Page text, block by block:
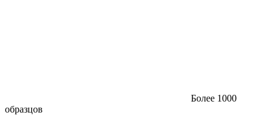
Более 1000
образцов